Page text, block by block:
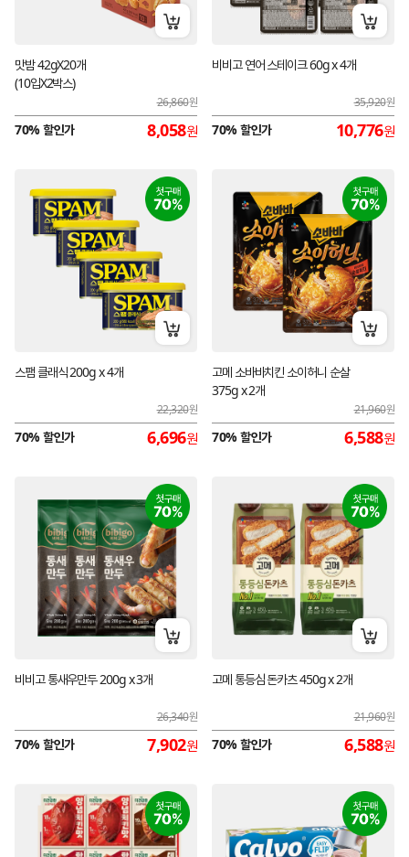
맛밤 42gX20개
(10입X2박스)
26,860원
70% 할인가 8,058원
비비고 연어 스테이크 60g x 4개
35,920원
70% 할인가 10,776원
스팸 클래식 200g x 4개
22,320원
70% 할인가 6,696원
고메 소바바치킨 소이허니 순살
375g x 2개
21,960원
70% 할인가 6,588원
장바구니 담기
비비고 통새우만두 200g x 3개
26,340원
70% 할인가 7,902원
고메 통등심 돈카츠 450g x 2개
21,960원
70% 할인가 6,588원